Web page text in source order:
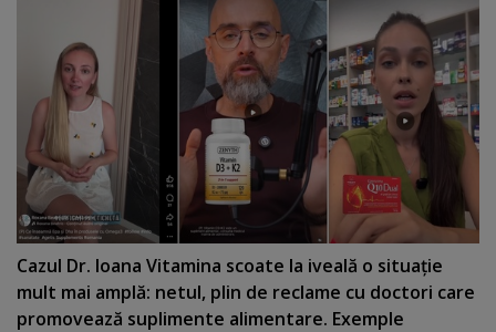
Cazul Dr. Ioana Vitamina scoate la iveală o situaţie
mult mai amplă: netul, plin de reclame cu doctori care
promovează suplimente alimentare. Exemple